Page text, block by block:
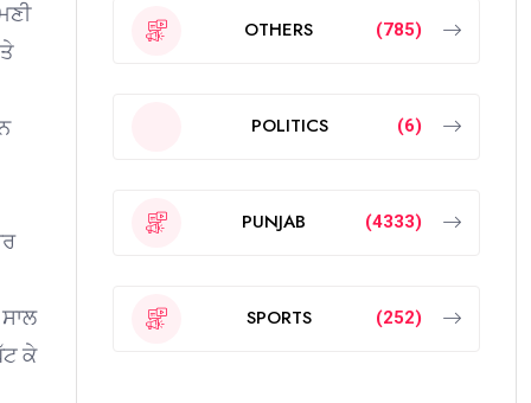
ਕੇ
OTHERS (785)
POLITICS (6)
PUNJAB (4333)
SPORTS (252)